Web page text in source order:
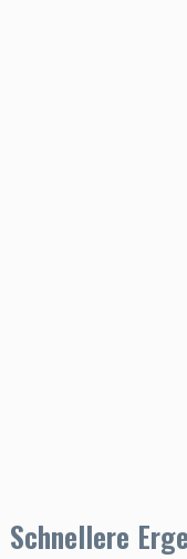
Schnellere